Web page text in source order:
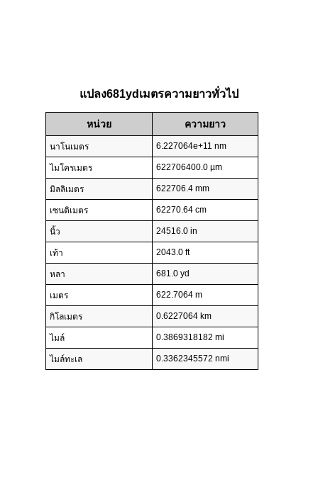
แปลง681ydเมตรความยาวทั่วไป
หน่วย ความยาว
นาโนเมตร 6.227064e+11 nm
ไมโครเมตร 622706400.0 µm
มิลลิเมตร 622706.4 mm
เซนติเมตร 62270.64 cm
นิ้ว 24516.0 in
เท้า 2043.0 ft
หลา 681.0 yd
เมตร 622.7064 m
กิโลเมตร 0.6227064 km
ไมล์ 0.3869318182 mi
ไมล์ทะเล 0.3362345572 nmi